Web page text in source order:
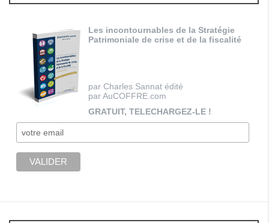
Les incontournables de la Stratégie
Patrimoniale de crise et de la fiscalité
par Charles Sannat édité
par AuCOFFRE.com
GRATUIT, TELECHARGEZ-LE !